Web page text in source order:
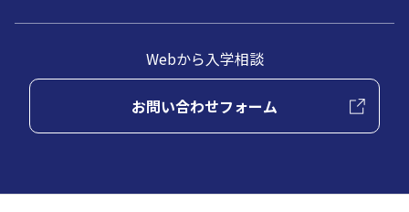
Webから入学相談
お問い合わせフォーム